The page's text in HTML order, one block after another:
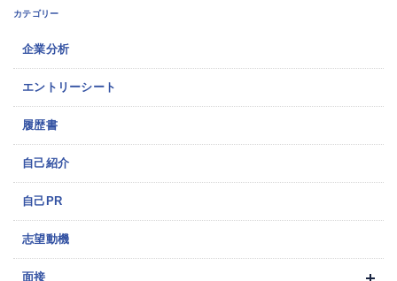
カテゴリー
企業分析
エントリーシート
履歴書
自己紹介
自己PR
志望動機
面接